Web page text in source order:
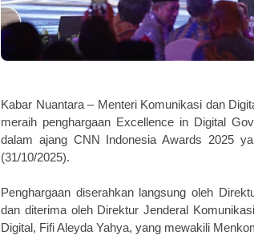
Kabar Nuantara –Menteri Komunikasi dan
meraih penghargaan Excellence in Digital
dalam ajang CNN Indonesia Awards 2025
(31/10/2025).
Penghargaan diserahkan langsung oleh
dan diterima oleh Direktur Jenderal
Digital, Fifi Aleyda Yahya, yang mewakili